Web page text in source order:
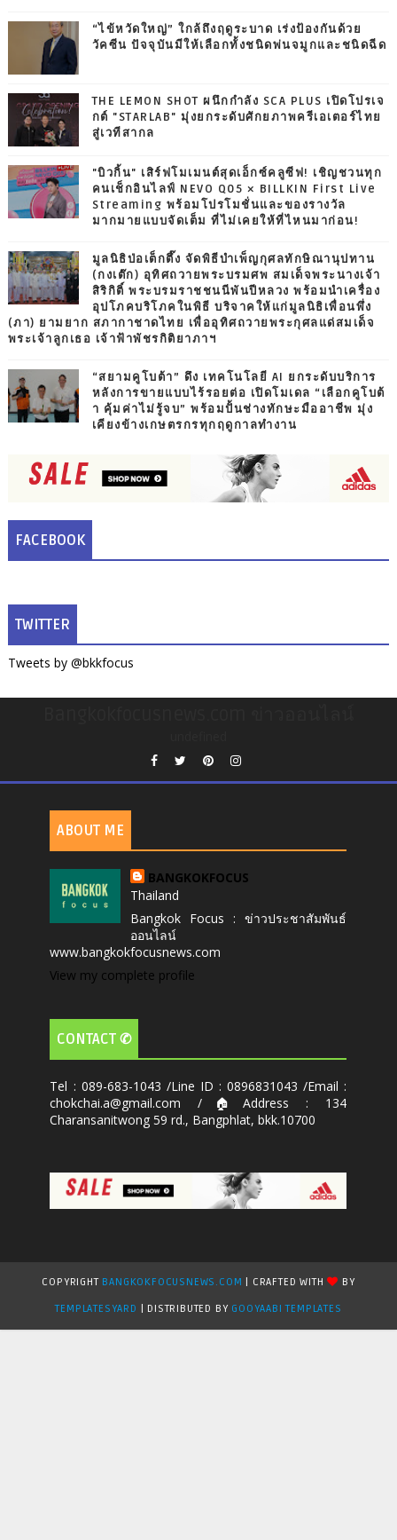
“ไข้หวัดใหญ่” ใกล้ถึงฤดูระบาด เร่งป้องกันด้วย
วัคซีน ปัจจุบันมีให้เลือกทั้งชนิดพ่นจมูกและชนิดฉีด
THE LEMON SHOT ผนึกกำลัง SCA PLUS เปิดโปรเจ
กต์ "STARLAB" มุ่งยกระดับศักยภาพครีเอเตอร์ไทย
สู่เวทีสากล
"บิวกิ้น" เสิร์ฟโมเมนต์สุดเอ็กซ์คลูซีฟ! เชิญชวนทุก
คนเช็กอินไลฟ์ NEVO Q05 × BILLKIN First Live
Streaming พร้อมโปรโมชั่นและของรางวัล
มากมายแบบจัดเต็ม ที่ไม่เคยให้ที่ไหนมาก่อน!
มูลนิธิป่อเต็กตึ๊ง จัดพิธีบำเพ็ญกุศลทักษิณานุปทาน
(กงเต๊ก) อุทิศถวายพระบรมศพ สมเด็จพระนางเจ้า
สิริกิติ์ พระบรมราชชนนีพันปีหลวง พร้อมนำเครื่อง
อุปโภคบริโภคในพิธี บริจาคให้แก่มูลนิธิเพื่อนพึ่ง
(ภา) ยามยาก สภากาชาดไทย เพื่ออุทิศถวายพระกุศลแด่สมเด็จ
พระเจ้าลูกเธอ เจ้าฟ้าพัชรกิติยาภาฯ
“สยามคูโบต้า” ดึง เทคโนโลยี AI ยกระดับบริการ
หลังการขายแบบไร้รอยต่อ เปิดโมเดล “เลือกคูโบต้
า คุ้มค่าไม่รู้จบ” พร้อมปั้นช่างทักษะมืออาชีพ มุ่ง
เคียงข้างเกษตรกรทุกฤดูกาลทำงาน
FACEBOOK
TWITTER
Tweets by @bkkfocus
ABOUT ME
BANGKOKFOCUS
Thailand
Bangkok Focus : ข่าวประชาสัมพันธ์
ออนไลน์
www.bangkokfocusnews.com
View my complete profile
CONTACT ✆
Tel : 089-683-1043 /Line ID : 0896831043 /Email :
chokchai.a@gmail.com /🏠Address : 134
Charansanitwong 59 rd., Bangphlat, bkk.10700
COPYRIGHT BANGKOKFOCUSNEWS.COM | CRAFTED WITH
BY
TEMPLATESYARD
| DISTRIBUTED BY GOOYAABI TEMPLATES